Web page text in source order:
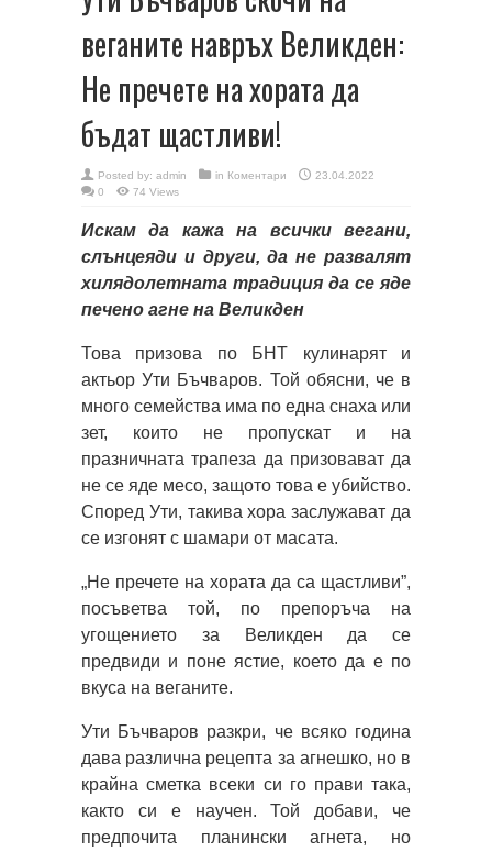
веганите навръх Великден:
Не пречете на хората да
бъдат щастливи!
Posted by: admin in Коментари
23.04.2022
0
74 Views
Искам да кажа на всички вегани,
слънцеяди и други, да не развалят
хилядолетната традиция да се яде
печено агне на Великден
Това призова по БНТ кулинарят и
актьор Ути Бъчваров. Той обясни, че в
много семейства има по една снаха или
зет, които не пропускат и на
празничната трапеза да призовават да
не се яде месо, защото това е убийство.
Според Ути, такива хора заслужават да
се изгонят с шамари от масата.
„Не пречете на хората да са щастливи”,
посъветва той, по препоръча на
угощението за Великден да се
предвиди и поне ястие, което да е по
вкуса на веганите.
Ути Бъчваров разкри, че всяко година
дава различна рецепта за агнешко, но в
крайна сметка всеки си го прави така,
както си е научен. Той добави, че
предпочита планински агнета, но